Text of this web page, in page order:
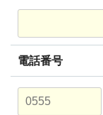
電話番号